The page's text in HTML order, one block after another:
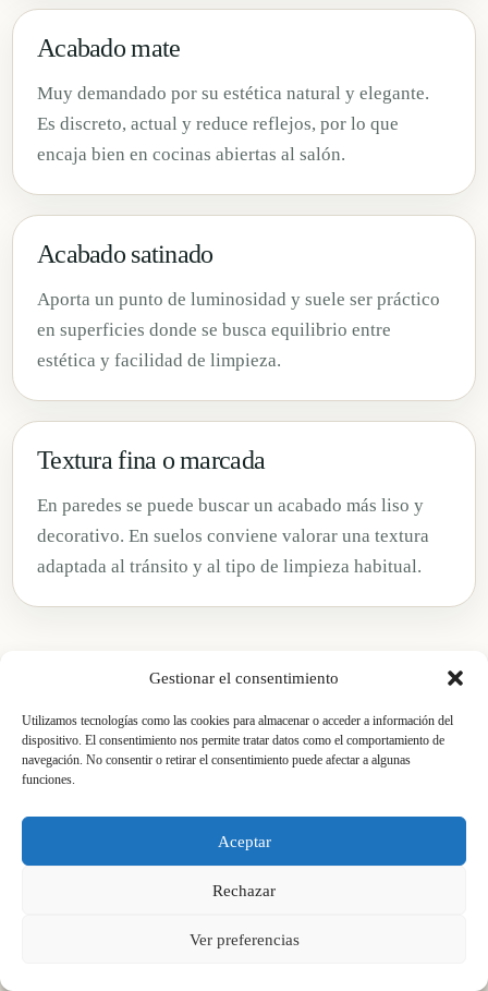
Gestionar el consentimiento
Utilizamos tecnologías como las cookies para almacenar o acceder a información del
dispositivo. El consentimiento nos permite tratar datos como el comportamiento de
navegación. No consentir o retirar el consentimiento puede afectar a algunas
funciones.
Aceptar
Rechazar
Ver preferencias
Acabado mate
Muy demandado por su estética natural y elegante.
Es discreto, actual y reduce reflejos, por lo que
encaja bien en cocinas abiertas al salón.
Acabado satinado
Aporta un punto de luminosidad y suele ser práctico
en superficies donde se busca equilibrio entre
estética y facilidad de limpieza.
Textura fina o marcada
En paredes se puede buscar un acabado más liso y
decorativo. En suelos conviene valorar una textura
adaptada al tránsito y al tipo de limpieza habitual.
Comparativa práctica
Microcemento, azulejo o encimera
tradicional: cuándo elegir cada
El microcemento no es la única solución para una cocina,